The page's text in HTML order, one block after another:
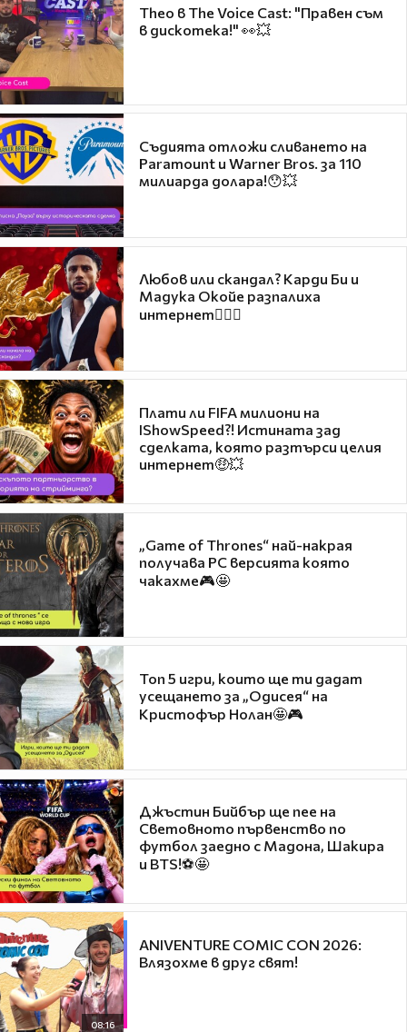
Theo в The Voice Cast: "Правен съм
в дискотека!" 👀💥
Съдията отложи сливането на
Paramount и Warner Bros. за 110
милиарда долара!😯💥
Любов или скандал? Карди Би и
Мадука Окойе разпалиха
интернет❤️‍🔥🔥
Плати ли FIFA милиони на
IShowSpeed?! Истината зад
сделката, която разтърси целия
интернет🤑💥
„Game of Thrones“ най-накрая
получава PC версията която
чакахме🎮🤩
Топ 5 игри, които ще ти дадат
усещането за „Одисея“ на
Кристофър Нолан🤩🎮
Джъстин Бийбър ще пее на
Световното първенство по
футбол заедно с Мадона, Шакира
и BTS!⚽🤩
08:16
ANIVENTURE COMIC CON 2026:
Влязохме в друг свят!